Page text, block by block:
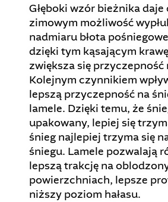
Głęboki wzór bieżnika
zimowym możliwość
nadmiaru błota
dzięki tym kąsającym
zwiększa się przyczepność
Kolejnym czynnikiem
lepszą przyczepność na
lamele. Dzięki temu, że
upakowany, lepiej się
śnieg najlepiej trzyma się
śniegu. Lamele pozwalają
lepszą trakcję na
powierzchniach, lepsze
niższy poziom hałasu.